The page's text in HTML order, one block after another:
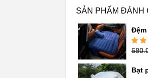
SẢN PHẨM ĐÁNH
Bạt